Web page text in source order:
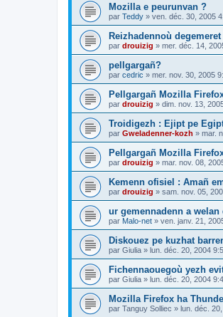
Mozilla e peurunvan ?
par Teddy » ven. déc. 30, 2005
Reizhadennoù
par drouizig » mer. déc. 14,
pellgargañ?
par cedric » mer. nov. 30, 2005
Pellgargañ Mozilla
par drouizig » dim. nov. 13,
Troidigezh : Ejipt pe
par Gweladenner-kozh » mar.
Pellgargañ Mozilla
par drouizig » mar. nov. 08,
Kemenn ofisiel : Amañ
par drouizig » sam. nov. 05,
ur gemennadenn a welan
par Malo-net » ven. janv. 21,
Diskouez pe kuzhat
par Giulia » lun. déc. 20, 2004
Fichennaouegoù yezh
par Giulia » lun. déc. 20, 2004
Mozilla Firefox ha
par Tanguy Solliec » lun. déc.